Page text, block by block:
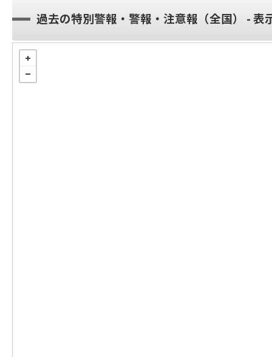
過去の特別警報・警報・注意報（全国） - 表